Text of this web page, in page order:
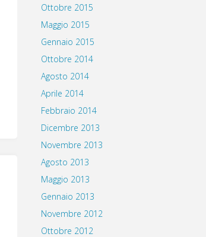
Ottobre 2015
Maggio 2015
Gennaio 2015
Ottobre 2014
Agosto 2014
Aprile 2014
Febbraio 2014
Dicembre 2013
Novembre 2013
Agosto 2013
Maggio 2013
Gennaio 2013
Novembre 2012
Ottobre 2012